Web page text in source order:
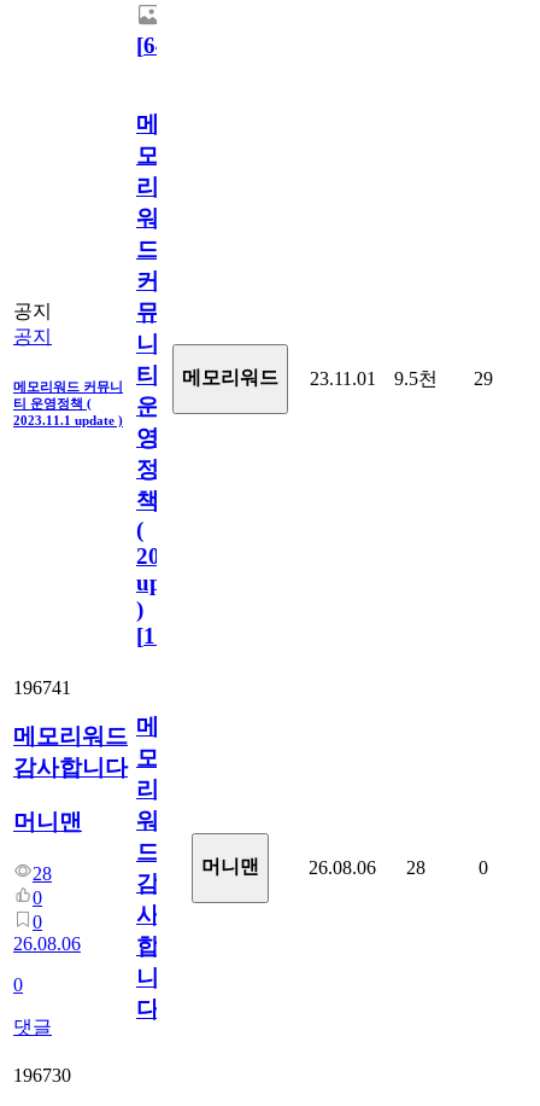
[64
공지
공지
메모리워드 커뮤니
티 운영정책 (
2023.11.1 update )
메
모
리
워
드
커
뮤
니
티
운
영
정
책
(
2023.11.1
update
)
[110
메모리워드 23.11.01 9.5천 29
196741
메모리워드
감사합니다
머니맨
28
0
0
26.08.06
0
댓글
메
모
리
워
드
감
사
합
니
다
머니맨 26.08.06 28 0
196730